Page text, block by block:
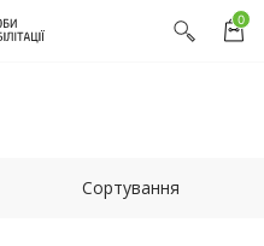
0
Сортування